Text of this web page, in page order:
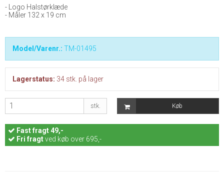
- Logo Halstørklæde
- Måler 132 x 19 cm
Model/Varenr.: TM-01495
Lagerstatus: 34 stk. på lager
stk. Køb
Fastfragt 49,-
Fri fragtved køb over 695,-